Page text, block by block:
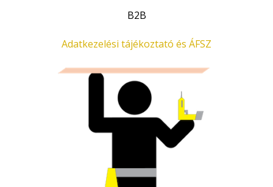
B2B
Adatkezelési tájékoztató és ÁFSZ